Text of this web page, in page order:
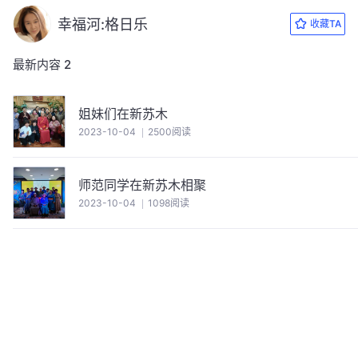
幸福河:格日乐 收藏TA
最新内容 2
姐妹们在新苏木
2023-10-04 2500阅读
师范同学在新苏木相聚
2023-10-04 1098阅读